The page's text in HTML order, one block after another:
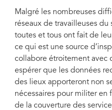
Malgré les nombreuses
réseaux de travailleuses
toutes et tous ont fait de
ce qui est une source
collabore étroitement avec
espérer que les données
des lieux apporteront non
nécessaires pour militer en
de la couverture des